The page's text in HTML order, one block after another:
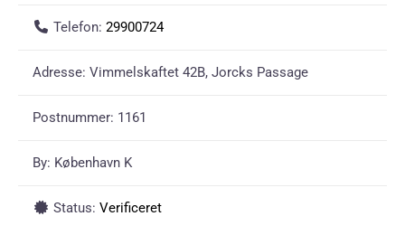
Telefon: 29900724
Adresse: Vimmelskaftet 42B, Jorcks Passage
Postnummer: 1161
By: København K
Status: Verificeret